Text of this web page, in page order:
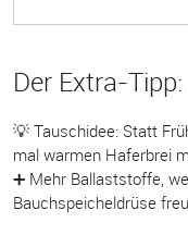
Der Extra-
💡 Tauschidee: Statt
mal warmen Haferbrei
➕ Mehr Ballaststoffe,
Bauchspeicheldrüse